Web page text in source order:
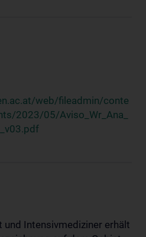
web/fileadmin/conte
2023/05/Aviso_Wr_Ana_
und Intensivmediziner erhält